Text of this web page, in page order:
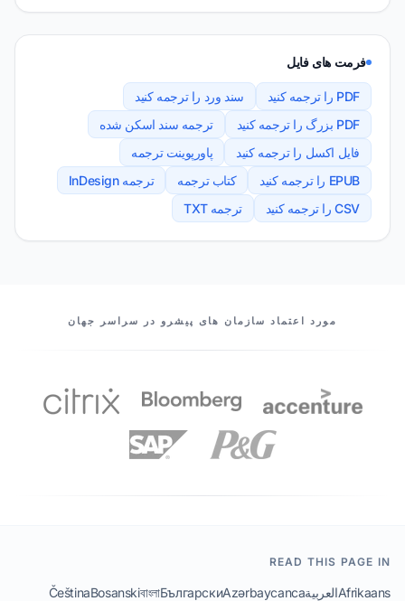
فرمت های فایل
PDF را ترجمه کنید
سند ورد را ترجمه کنید
PDF بزرگ را ترجمه کنید
ترجمه سند اسکن شده
فایل اکسل را ترجمه کنید
پاورپوینت ترجمه
EPUB را ترجمه کنید
کتاب ترجمه
ترجمه InDesign
CSV را ترجمه کنید
ترجمه TXT
مورد اعتماد سازمان های پیشرو در سراسر جهان
READ THIS PAGE IN
AfrikaansالعربيةAzərbaycanca
Български
বাংলা
Bosanski
Čeština